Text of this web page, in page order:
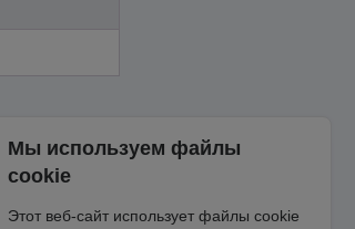
Мы используем файлы
cookie
Этот веб-сайт использует файлы cookie